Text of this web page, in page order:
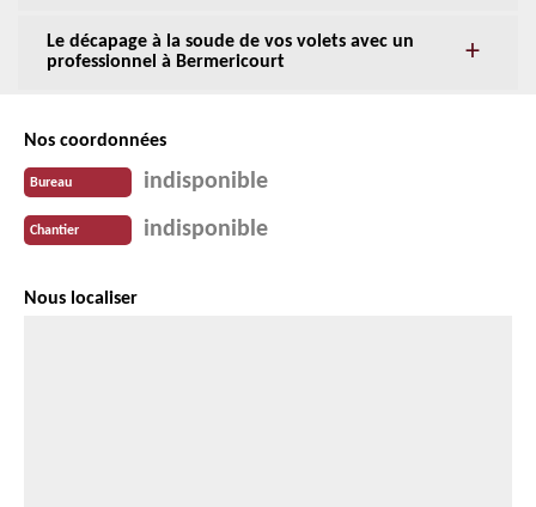
Le décapage à la soude de vos volets avec un
professionnel à Bermericourt
Nos coordonnées
Bureau indisponible
Chantier indisponible
Nous localiser